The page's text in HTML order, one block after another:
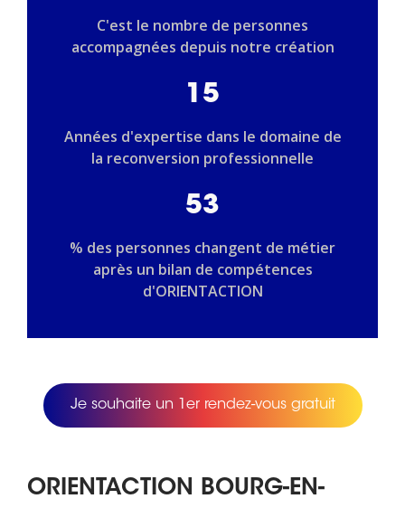
C'est le nombre de personnes
accompagnées depuis notre création
15
Années d'expertise dans le domaine de
la reconversion professionnelle
53
% des personnes changent de métier
après un bilan de compétences
d'ORIENTACTION
Je souhaite un 1er rendez-vous gratuit
ORIENTACTION BOURG-EN-